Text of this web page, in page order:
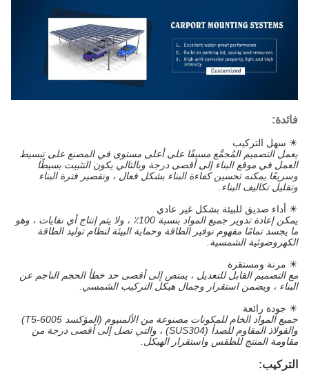
فائدة:
☀ سهل التركيب
يعمل التصميم المُجمَّع مسبقًا على أعلى مستوى في المصنع على تبسيط
العمل في موقع البناء إلى أقصى درجة وبالتالي يكون التثبيت بسيطًا
وسريعًا.يمكنه تحسين كفاءة البناء بشكل فعال ، وتقصير فترة البناء
وتقليل تكاليف البناء.
☀ أداء صديق للبيئة بشكل غير عادي
يمكن إعادة تدوير جميع المواد بنسبة 100٪ ، ولا يتم إنتاج أي نفايات ، وهو
ما يجسد تمامًا مفهوم توفير الطاقة وحماية البيئة لنظام توليد الطاقة
الكهروضوئية الشمسية.
☀ مرنة ومستقرة
مع التصميم القابل للتعديل ، يمتص إلى أقصى حد خطأ الحجم الناجم عن
البناء ، ويضمن استقرار وجمال هيكل التركيب الشمسي.
☀ جودة رائعة
جميع المواد الخام للمكونات مصنوعة من الألمنيوم (المؤكسد 6005-T5)
والفولاذ المقاوم للصدأ (SUS304) ، والتي تصل إلى أقصى درجة من
مقاومة المنتج للطقس واستقرار الهيكل.
التركيب: